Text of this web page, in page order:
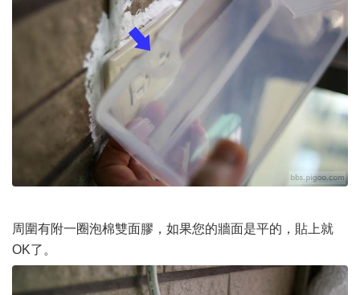
周圍有附一圈泡棉雙面膠，如果您的牆面是平的，貼上就
OK了。